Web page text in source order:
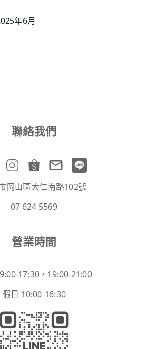
年6月
聯絡我們
岡山區大仁南路102號
07 624 5569
營業時間
17:30，19:00-21:00
假日 10:00-16:30